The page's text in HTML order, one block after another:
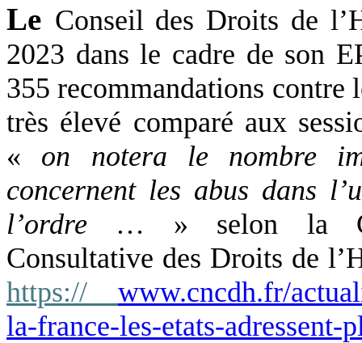
Le Conseil des Droits de
2023 dans le cadre de son
355 recommandations contre
très élevé comparé aux
« on notera le nombre
concernent les abus dans
l’ordre … » selon la
Consultative des Droits de
https:// www.cncdh.fr/
la-france-les-etats-adressent-